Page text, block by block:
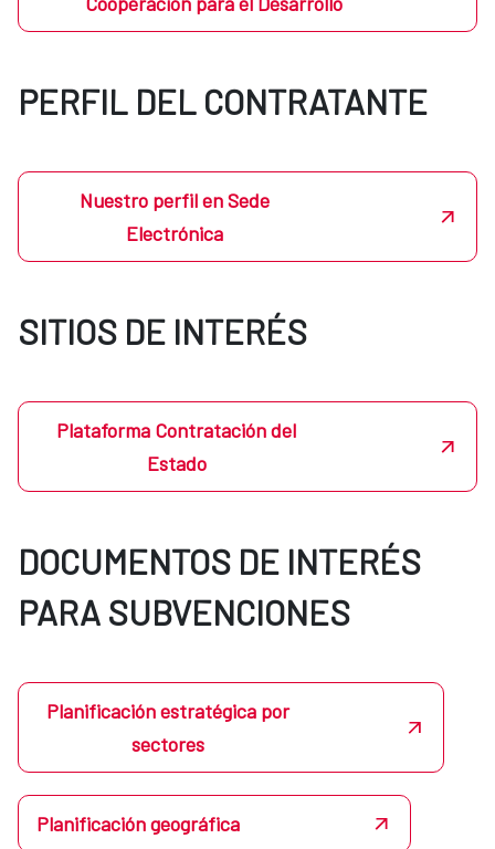
PERFIL DEL CONTRATANTE
Nuestro perfil en Sede
Electrónica
SITIOS DE INTERÉS
Plataforma Contratación del
Estado
DOCUMENTOS DE INTERÉS
PARA SUBVENCIONES
Planificación estratégica por
sectores
Planificación geográfica